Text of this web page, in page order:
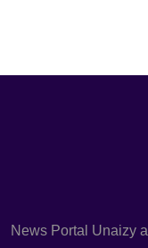
News Portal Unaizy